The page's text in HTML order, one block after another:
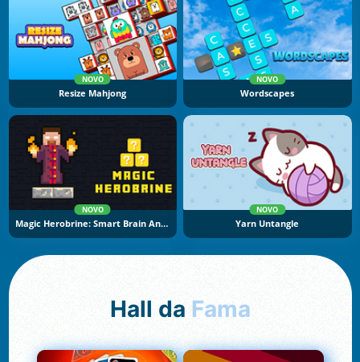
NOVO
Resize Mahjong
NOVO
Wordscapes
NOVO
Magic Herobrine: Smart Brain And Puzzle Quest
NOVO
Yarn Untangle
Hall da Fama